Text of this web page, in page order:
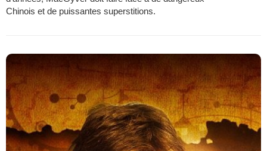
Chinois et de puissantes superstitions.